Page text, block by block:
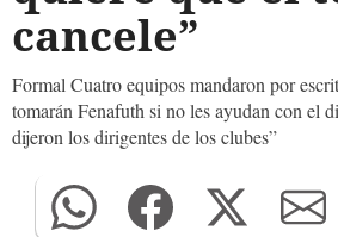
cancele”
Formal Cuatro equipos mandaron por
tomarán Fenafuth si no les ayudan con el
dijeron los dirigentes de los clubes”